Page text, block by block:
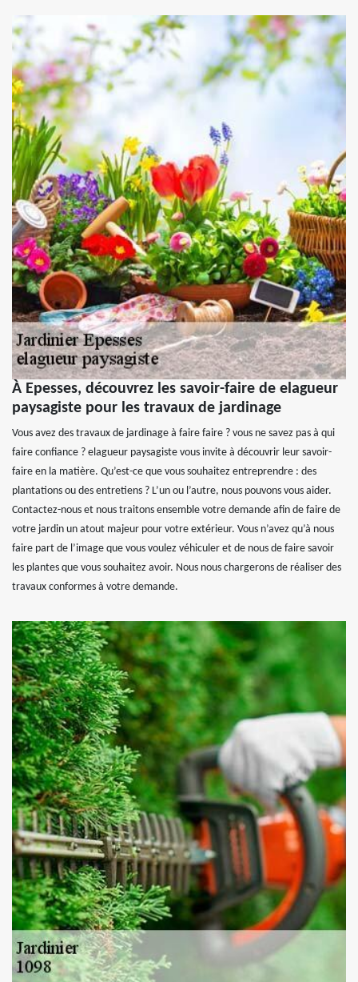
À Epesses, découvrez les savoir-faire de elagueur
paysagiste pour les travaux de jardinage
Vous avez des travaux de jardinage à faire faire ? vous ne savez pas à qui
faire confiance ? elagueur paysagiste vous invite à découvrir leur savoir-
faire en la matière. Qu’est-ce que vous souhaitez entreprendre : des
plantations ou des entretiens ? L’un ou l’autre, nous pouvons vous aider.
Contactez-nous et nous traitons ensemble votre demande afin de faire de
votre jardin un atout majeur pour votre extérieur. Vous n’avez qu’à nous
faire part de l’image que vous voulez véhiculer et de nous de faire savoir
les plantes que vous souhaitez avoir. Nous nous chargerons de réaliser des
travaux conformes à votre demande.